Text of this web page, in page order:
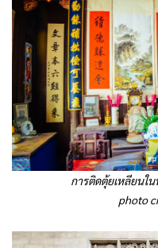
การติดตุ้ยเหลียนใ
photo